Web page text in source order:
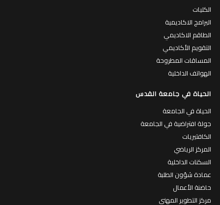
الكليات
البرامج الاكاديمية
الطاقم الاكاديمي
التقويم الأكاديمي
المساقات المطروحة
الهواتف الداخلية
الحياة في جامعة القدس
الحياة في الجامعة
جولة افتراضية في الجامعة
الكافتيريات
المركز الرياضي
السكنات الداخلية
عمادة شؤون الطلبة
حاضنة الأعمال
مركز التطوير المهني